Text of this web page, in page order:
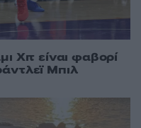
Χιτ είναι φαβορί
Μπιλ